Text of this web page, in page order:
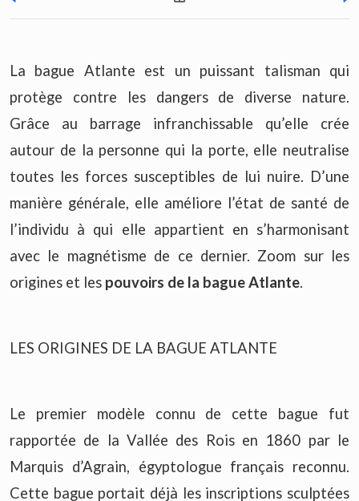
La bague Atlante est un puissant talisman qui
protège contre les dangers de diverse nature.
Grâce au barrage infranchissable qu’elle crée
autour de la personne qui la porte, elle neutralise
toutes les forces susceptibles de lui nuire. D’une
manière générale, elle améliore l’état de santé de
l’individu à qui elle appartient en s’harmonisant
avec le magnétisme de ce dernier. Zoom sur les
origines et les pouvoirs de la bague Atlante.
LES ORIGINES DE LA BAGUE ATLANTE
Le premier modèle connu de cette bague fut
rapportée de la Vallée des Rois en 1860 par le
Marquis d’Agrain, égyptologue français reconnu.
Cette bague portait déjà les inscriptions sculptées